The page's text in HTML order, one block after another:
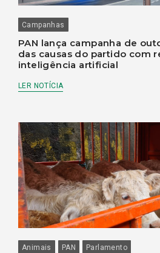
Campanhas
PAN lança campanha de
das causas do partido com
inteligência artificial
LER NOTÍCIA
Animais PAN Parlamento